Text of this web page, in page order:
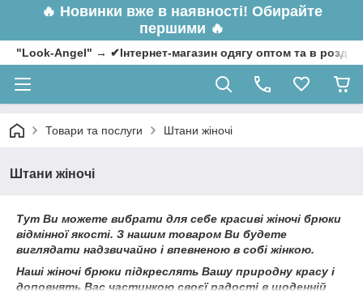
🔥 Новинки вже в наявності! Обирайте
першими 🔥
"Look-Angel" → ✔Інтернет-магазин одягу оптом та в
Товари та послуги Штани жіночі
Штани жіночі
Тут Ви можете вибрати для себе красиві жіночі брюки
відмінної якості. З нашим товаром Ви будете
виглядати надзвичайно і впевненою в собі жінкою.
Наші жіночі брюки підкреслять Вашу природну красу і
доповнять Вас частинкою своєї радості в щоденній